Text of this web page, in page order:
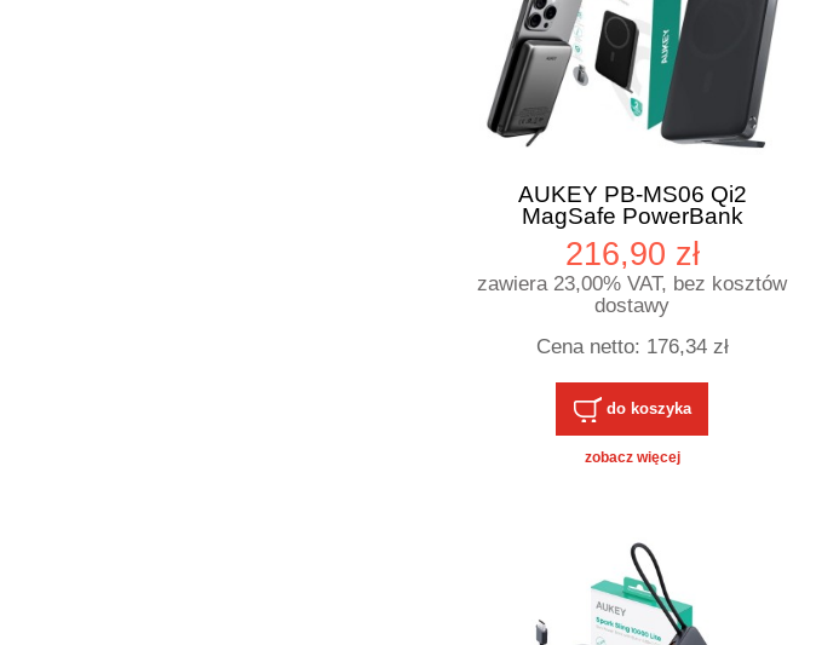
AUKEY PB-MS06 Qi2
MagSafe PowerBank
10000mAh 30W PD
216,90 zł
zawiera 23,00% VAT, bez kosztów
dostawy
Cena netto: 176,34 zł
do koszyka
zobacz więcej